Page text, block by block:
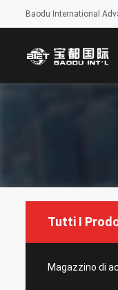
Baodu International
Tutti I
Magazzino di